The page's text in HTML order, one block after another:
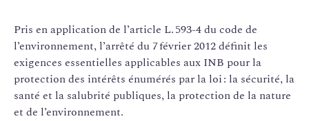
Pris en application de l’article L. 593-4 du code de
l’environnement, l’arrêté du 7 février 2012 définit les
exigences essentielles applicables aux INB pour la
protection des intérêts énumérés par la loi : la sécurité, la
santé et la salubrité publiques, la protection de la nature
et de l’environnement.